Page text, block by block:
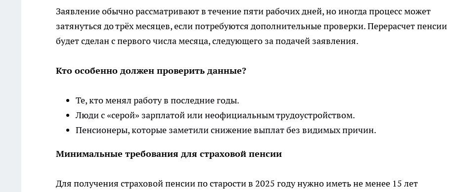
Заявление обычно рассматривают в течение пяти рабочих дней, но иногда процесс может
затянуться до трёх месяцев, если потребуются дополнительные проверки. Перерасчет пенсии
будет сделан с первого числа месяца, следующего за подачей заявления.
Кто особенно должен проверить данные?
Те, кто менял работу в последние годы.
Люди с «серой» зарплатой или неофициальным трудоустройством.
Пенсионеры, которые заметили снижение выплат без видимых причин.
Минимальные требования для страховой пенсии
Для получения страховой пенсии по старости в 2025 году нужно иметь не менее 15 лет